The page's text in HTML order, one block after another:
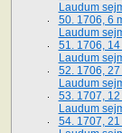
Laudum
50. 1706, 6
Laudum
51. 1706,
Laudum
52. 1706,
Laudum
53. 1707,
Laudum
54. 1707,